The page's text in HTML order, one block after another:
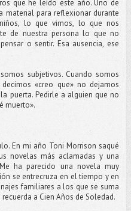
que he leído este año. Uno de
material para reflexionar durante
lo que vimos, lo que nos
de nuestra persona lo que no
o sentir. Esa ausencia, ese
subjetivos. Cuando somos
«creo que» no dejamos
puerta. Pedirle a alguien que no
muerto».
En mi año Toni Morrison saqué
novelas más aclamadas y una
ha parecido una novela muy
se entrecruza en el tiempo y en
familiares a los que se suma
a Cien Años de Soledad.